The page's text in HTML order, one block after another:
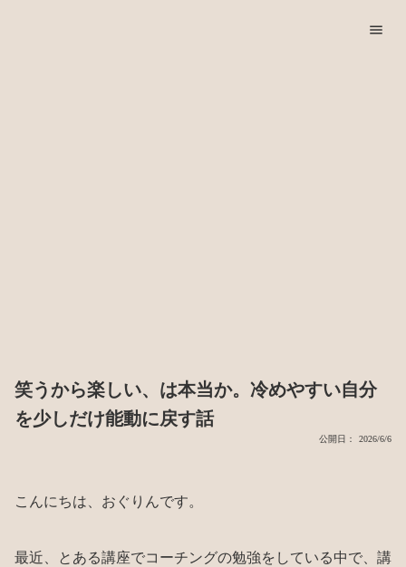
menu
笑うから楽しい、は本当か。冷めやすい自分
を少しだけ能動に戻す話
公開日： 2026/6/6
こんにちは、おぐりんです。
最近、とある講座でコーチングの勉強をしている中で、講